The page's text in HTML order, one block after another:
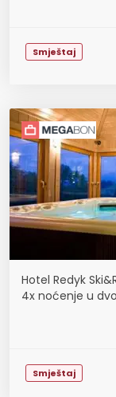
Smještaj
Hotel Redyk
4x noćenje u
Smještaj